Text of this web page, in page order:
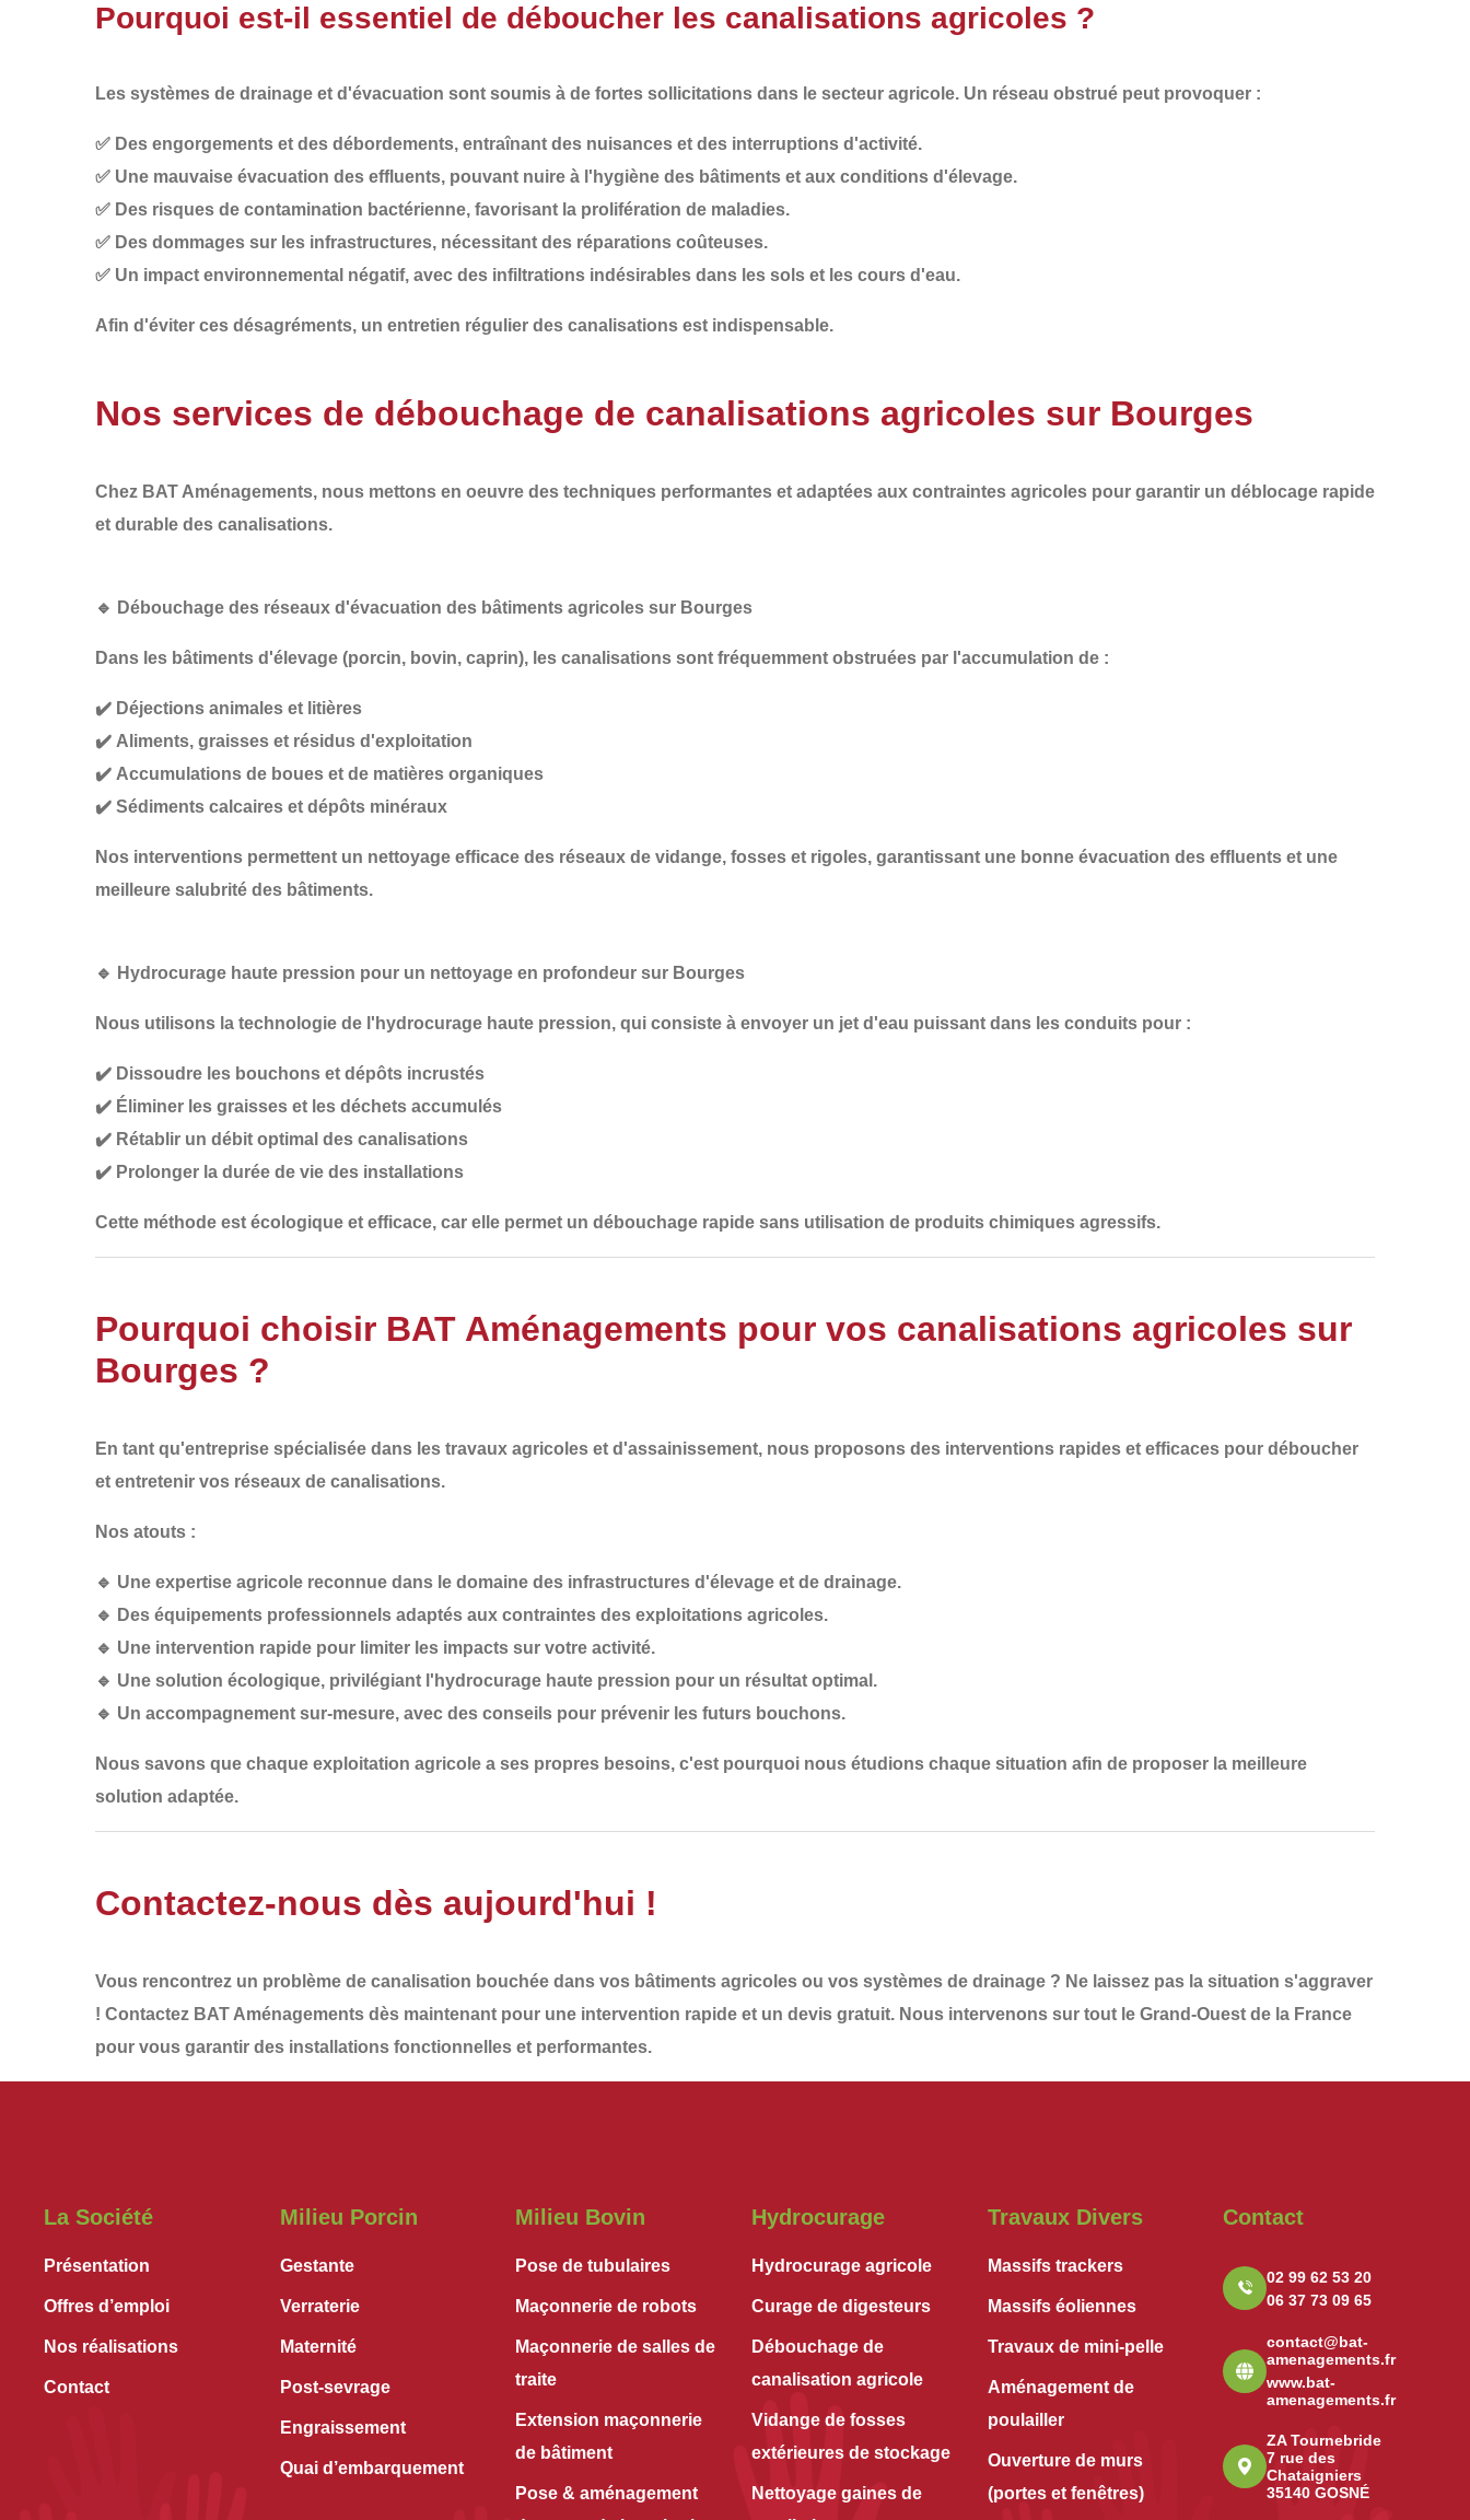
Pourquoi est-il essentiel de déboucher les canalisations agricoles ?
Les systèmes de drainage et d'évacuation sont soumis à de fortes sollicitations dans le secteur agricole. Un réseau obstrué peut provoquer :
✅ Des engorgements et des débordements, entraînant des nuisances et des interruptions d'activité.
✅ Une mauvaise évacuation des effluents, pouvant nuire à l'hygiène des bâtiments et aux conditions d'élevage.
✅ Des risques de contamination bactérienne, favorisant la prolifération de maladies.
✅ Des dommages sur les infrastructures, nécessitant des réparations coûteuses.
✅ Un impact environnemental négatif, avec des infiltrations indésirables dans les sols et les cours d'eau.
Afin d'éviter ces désagréments, un entretien régulier des canalisations est indispensable.
Nos services de débouchage de canalisations agricoles sur Bourges
Chez BAT Aménagements, nous mettons en oeuvre des techniques performantes et adaptées aux contraintes agricoles pour garantir un déblocage rapide
et durable des canalisations.
🔹 Débouchage des réseaux d'évacuation des bâtiments agricoles sur Bourges
Dans les bâtiments d'élevage (porcin, bovin, caprin), les canalisations sont fréquemment obstruées par l'accumulation de :
✔️ Déjections animales et litières
✔️ Aliments, graisses et résidus d'exploitation
✔️ Accumulations de boues et de matières organiques
✔️ Sédiments calcaires et dépôts minéraux
Nos interventions permettent un nettoyage efficace des réseaux de vidange, fosses et rigoles, garantissant une bonne évacuation des effluents et une
meilleure salubrité des bâtiments.
🔹 Hydrocurage haute pression pour un nettoyage en profondeur sur Bourges
Nous utilisons la technologie de l'hydrocurage haute pression, qui consiste à envoyer un jet d'eau puissant dans les conduits pour :
✔️ Dissoudre les bouchons et dépôts incrustés
✔️ Éliminer les graisses et les déchets accumulés
✔️ Rétablir un débit optimal des canalisations
✔️ Prolonger la durée de vie des installations
Cette méthode est écologique et efficace, car elle permet un débouchage rapide sans utilisation de produits chimiques agressifs.
Pourquoi choisir BAT Aménagements pour vos canalisations agricoles sur
Bourges ?
En tant qu'entreprise spécialisée dans les travaux agricoles et d'assainissement, nous proposons des interventions rapides et efficaces pour déboucher
et entretenir vos réseaux de canalisations.
Nos atouts :
🔹 Une expertise agricole reconnue dans le domaine des infrastructures d'élevage et de drainage.
🔹 Des équipements professionnels adaptés aux contraintes des exploitations agricoles.
🔹 Une intervention rapide pour limiter les impacts sur votre activité.
🔹 Une solution écologique, privilégiant l'hydrocurage haute pression pour un résultat optimal.
🔹 Un accompagnement sur-mesure, avec des conseils pour prévenir les futurs bouchons.
Nous savons que chaque exploitation agricole a ses propres besoins, c'est pourquoi nous étudions chaque situation afin de proposer la meilleure
solution adaptée.
Contactez-nous dès aujourd'hui !
Vous rencontrez un problème de canalisation bouchée dans vos bâtiments agricoles ou vos systèmes de drainage ? Ne laissez pas la situation s'aggraver
! Contactez BAT Aménagements dès maintenant pour une intervention rapide et un devis gratuit. Nous intervenons sur tout le Grand-Ouest de la France
pour vous garantir des installations fonctionnelles et performantes.
La Société
Présentation
Offres d’emploi
Nos réalisations
Contact
Milieu Porcin
Gestante
Verraterie
Maternité
Post-sevrage
Engraissement
Quai d’embarquement
Milieu Bovin
Pose de tubulaires
Maçonnerie de robots
Maçonnerie de salles de
traite
Extension maçonnerie
de bâtiment
Pose & aménagement
Hydrocurage
Hydrocurage agricole
Curage de digesteurs
Débouchage de
canalisation agricole
Vidange de fosses
extérieures de stockage
Nettoyage gaines de
Travaux Divers
Massifs trackers
Massifs éoliennes
Travaux de mini-pelle
Aménagement de
poulailler
Ouverture de murs
(portes et fenêtres)
Contact
02 99 62 53 20
06 37 73 09 65
contact@bat-
amenagements.fr
www.bat-
amenagements.fr
ZA Tournebride
7 rue des
Chataigniers
35140 GOSNÉ